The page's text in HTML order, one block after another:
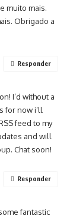
muito mais.
Obrigado a
I’d without a
for now i’ll
feed to my
and will
Chat soon!
Responder
fantastic
Responder